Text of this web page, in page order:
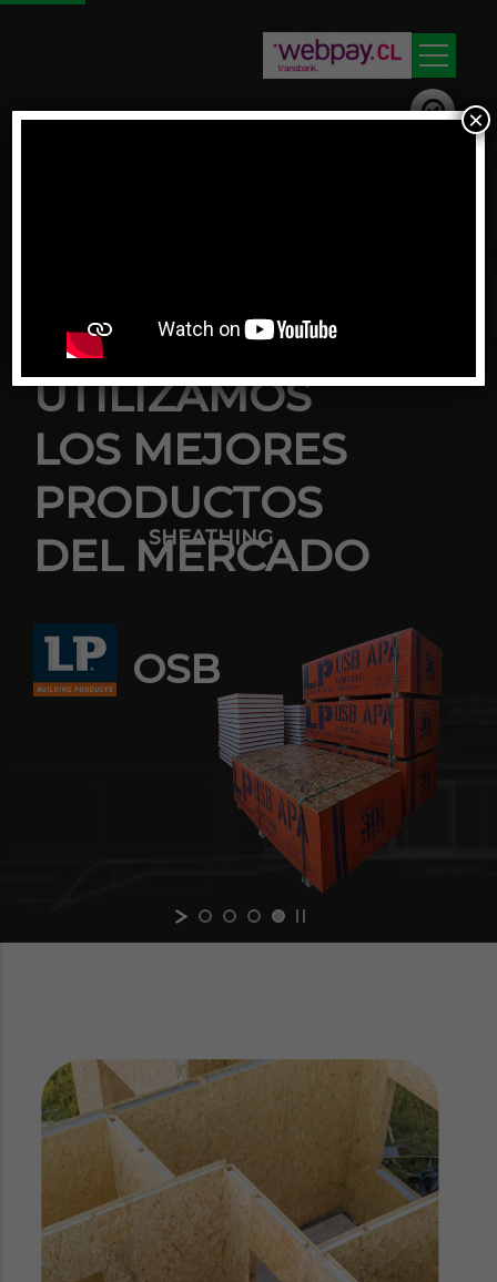
UTILIZAMOS
LOS MEJORES
PRODUCTOS
DEL MERCADO
OSB
SHEATHING
×